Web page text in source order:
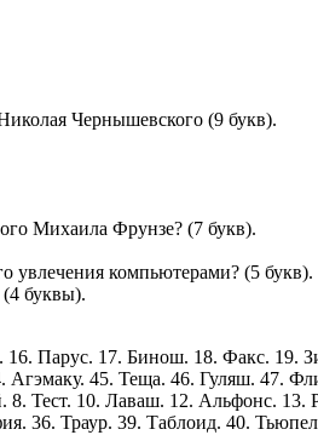
Чернышевского (9 букв).
Михаила Фрунзе? (7 букв).
увлечения компьютерами? (5 букв).
буквы).
16. Парус. 17. Бинош. 18. Факс.
Агэмаку. 45. Теща. 46. Гуляш. 47.
Тест. 10. Лаваш. 12. Альфонс.
36. Траур. 39. Таблоид. 40.